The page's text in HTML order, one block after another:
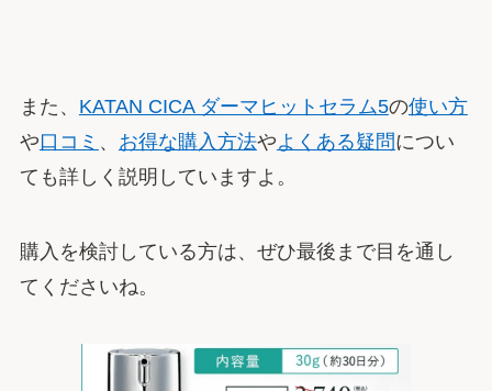
また、 KATAN CICA ダーマヒットセラム5の使い方
や口コミ 、 お得な購入方法やよくある疑問につい
ても詳しく説明していますよ。
購入を検討している方は、ぜひ最後まで目を通し
てくださいね。